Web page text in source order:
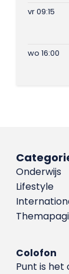
vr 09:15
wo 16:00
Onderwijs
Lifestyle
Colofon
Punt is